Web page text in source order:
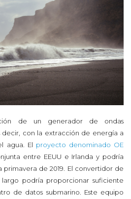
de un generador de ondas
decir, con la extracción de energía a
agua. El proyecto denominado OE
entre EEUU e Irlanda y podría
de 2019. El convertidor de
podría proporcionar suficiente
de datos submarino. Este equipo